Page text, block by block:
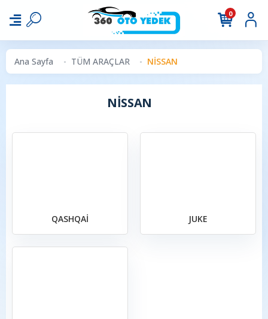
0
Ana Sayfa TÜM ARAÇLAR NİSSAN
NİSSAN
QASHQAİ JUKE